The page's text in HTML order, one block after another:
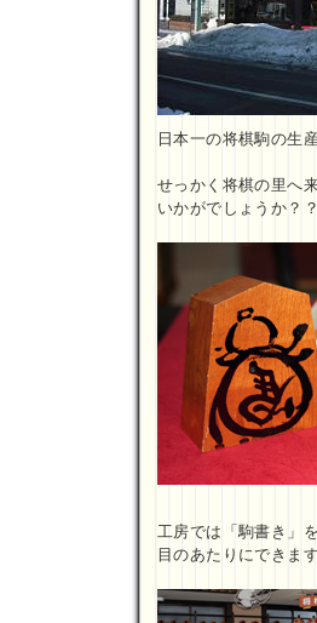
日本一の将棋駒の生
せっかく将棋の里へ
いかがでしょうか？？
工房では「駒書き」
目のあたりにできま